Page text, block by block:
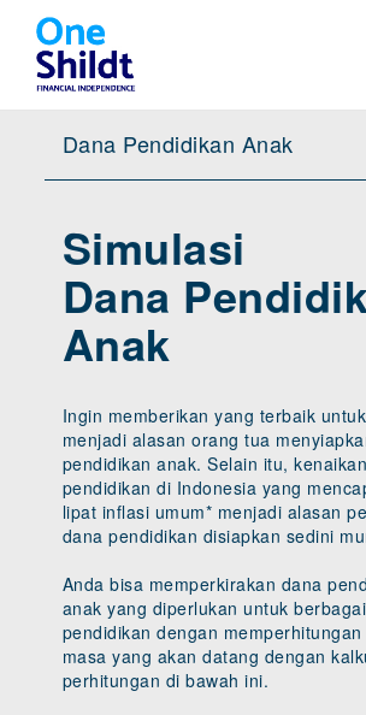
Dana Pendidikan Anak
Simulasi
Dana
Anak
Ingin memberikan yang terbaik
menjadi alasan orang tua
pendidikan anak. Selain itu,
pendidikan di Indonesia yang
lipat inflasi umum* menjadi alasan
dana pendidikan disiapkan sedini
Anda bisa memperkirakan dana
anak yang diperlukan untuk
pendidikan dengan
masa yang akan datang dengan
perhitungan di bawah ini.